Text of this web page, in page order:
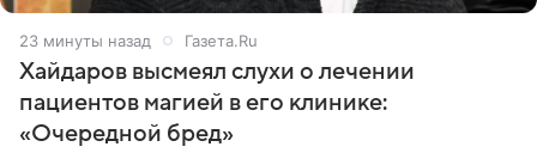
23 минуты назад Газета.Ru
Хайдаров высмеял слухи о лечении
пациентов магией в его клинике:
«Очередной бред»